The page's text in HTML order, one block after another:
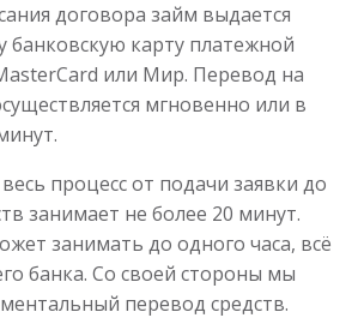
до 30 дней
до50 000 ₽
от 1до 30 дня
Получить
договора займ выдается
банковскую карту платежной
или Мир. Перевод на
мгновенно или в
процесс от подачи заявки до
занимает не более 20 минут.
занимать до одного часа, всё
банка. Со своей стороны мы
перевод средств.